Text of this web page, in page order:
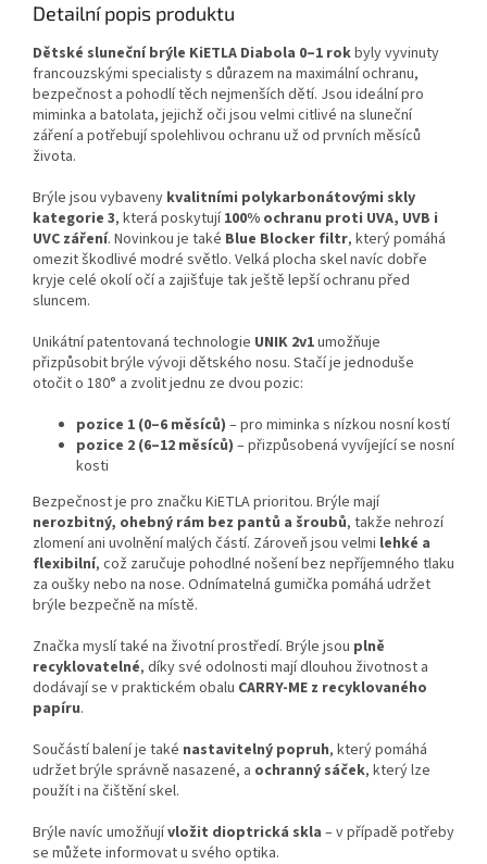
Detailní popis produktu
Dětské sluneční brýle KiETLA Diabola 0–1 rokbyly vyvinuty
francouzskými specialisty s důrazem na maximální ochranu,
bezpečnost a pohodlí těch nejmenších dětí. Jsou ideální pro
miminka a batolata, jejichž oči jsou velmi citlivé na sluneční
záření a potřebují spolehlivou ochranu už od prvních měsíců
života.
Brýle jsou vybaveny kvalitními polykarbonátovými skly
kategorie 3, která poskytují100% ochranu proti UVA, UVB i
UVC záření. Novinkou je také Blue Blocker filtr, který pomáhá
omezit škodlivé modré světlo. Velká plocha skel navíc dobře
kryje celé okolí očí a zajišťuje tak ještě lepší ochranu před
sluncem.
Unikátní patentovaná technologie UNIK 2v1umožňuje
přizpůsobit brýle vývoji dětského nosu. Stačí je jednoduše
otočit o 180° a zvolit jednu ze dvou pozic:
pozice 1 (0–6 měsíců) – pro miminka s nízkou nosní kostí
pozice 2 (6–12 měsíců) – přizpůsobená vyvíjející se nosní
kosti
Bezpečnost je pro značku KiETLA prioritou. Brýle mají
nerozbitný, ohebný rám bez pantů a šroubů, takže nehrozí
zlomení ani uvolnění malých částí. Zároveň jsou velmi lehké a
flexibilní, což zaručuje pohodlné nošení bez nepříjemného tlaku
za oušky nebo na nose. Odnímatelná gumička pomáhá udržet
brýle bezpečně na místě.
Značka myslí také na životní prostředí. Brýle jsou plně
recyklovatelné, díky své odolnosti mají dlouhou životnost a
dodávají se v praktickém obalu CARRY-ME z recyklovaného
papíru.
Součástí balení je také nastavitelný popruh, který pomáhá
udržet brýle správně nasazené, a ochranný sáček, který lze
použít i na čištění skel.
Brýle navíc umožňujívložit dioptrická skla – v případě potřeby
se můžete informovat u svého optika.